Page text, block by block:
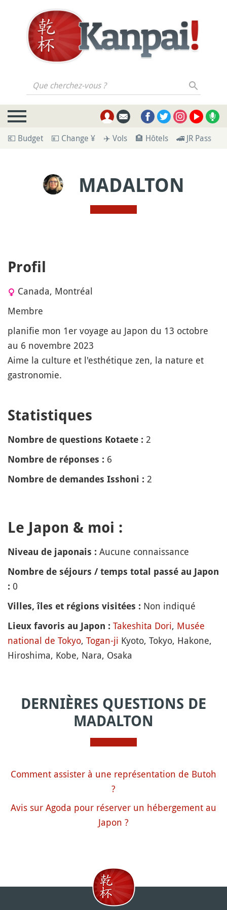
Que cherchez-vous ?
💶 Budget 💴 Change ¥ ✈️ Vols 🏨 Hôtels 🚄 JR Pass
MADALTON
Profil
Canada, Montréal
Membre
planifie mon 1er voyage au Japon du 13 octobre
au 6 novembre 2023
Aime la culture et l'esthétique zen, la nature et
gastronomie.
Statistiques
Nombre de questions Kotaete : 2
Nombre de réponses : 6
Nombre de demandes Isshoni : 2
Le Japon & moi :
Niveau de japonais : Aucune connaissance
Nombre de séjours / temps total passé au Japon
: 0
Villes, îles et régions visitées : Non indiqué
Lieux favoris au Japon : Takeshita Dori, Musée
national de Tokyo, Togan-ji Kyoto, Tokyo, Hakone,
Hiroshima, Kobe, Nara, Osaka
DERNIÈRES QUESTIONS DE
MADALTON
Comment assister à une représentation de Butoh
?
Avis sur Agoda pour réserver un hébergement au
Japon ?